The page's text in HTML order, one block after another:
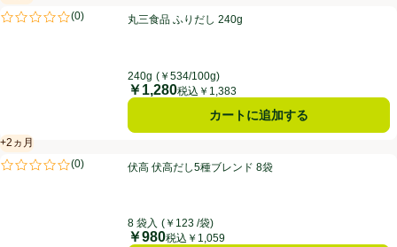
丸三食品 ふりだし 240g
賞味・消費期限保証：6ヵ月
(0)
評価は0件のレビューで5点中0.0点。
丸三食品 ふりだし 240g
240g (￥534/100g)
価格
￥1,280税込￥1,383
カートに追加する
伏高 伏高だし5種ブレンド 8袋
+2ヵ月
賞味・消費期限保証：2ヵ月
(0)
評価は0件のレビューで5点中0.0点。
伏高 伏高だし5種ブレンド 8袋
8 袋入 (￥123 /袋)
価格
￥980税込￥1,059